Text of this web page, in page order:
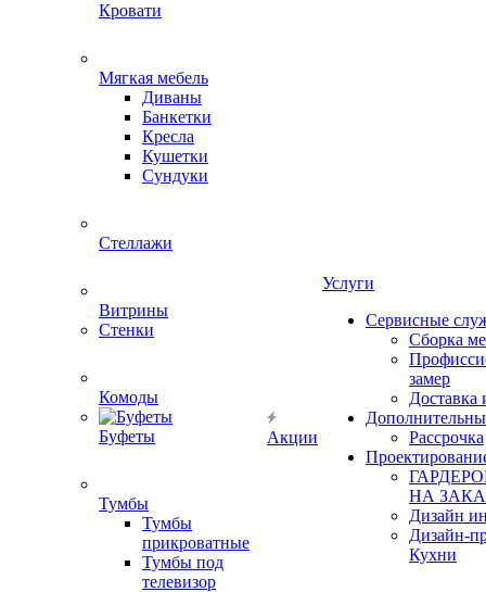
Кровати
Мягкая мебель
Диваны
Банкетки
Кресла
Кушетки
Сундуки
Стеллажи
Витрины
Стенки
Комоды
Буфеты
Тумбы
Тумбы
прикроватные
Тумбы под
телевизор
Акции
Услуги
Сервисные
Сборка
замер
Доставка
Рассрочка
НА
Дизайн
Дизайн-
Кухни